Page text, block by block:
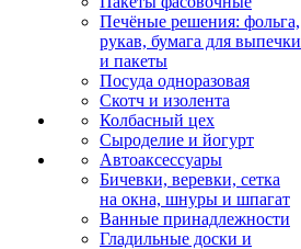
Печёные решения: фольга,
рукав, бумага для выпечки
и пакеты
Посуда одноразовая
Скотч и изолента
Колбасный цех
Сыроделие и йогурт
Автоаксессуары
Бичевки, веревки, сетка
на окна, шнуры и шпагат
Ванные принадлежности
Гладильные доски и